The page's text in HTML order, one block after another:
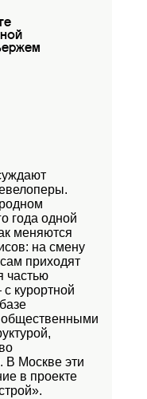
года одной
меняются
на смену
приходят
частью
курортной
общественными
В Москве эти
в проекте